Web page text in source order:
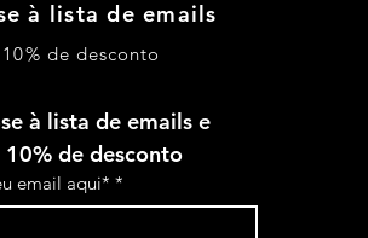
à lista de emails
de desconto
à lista de emails e
10% de desconto
email aqui* *